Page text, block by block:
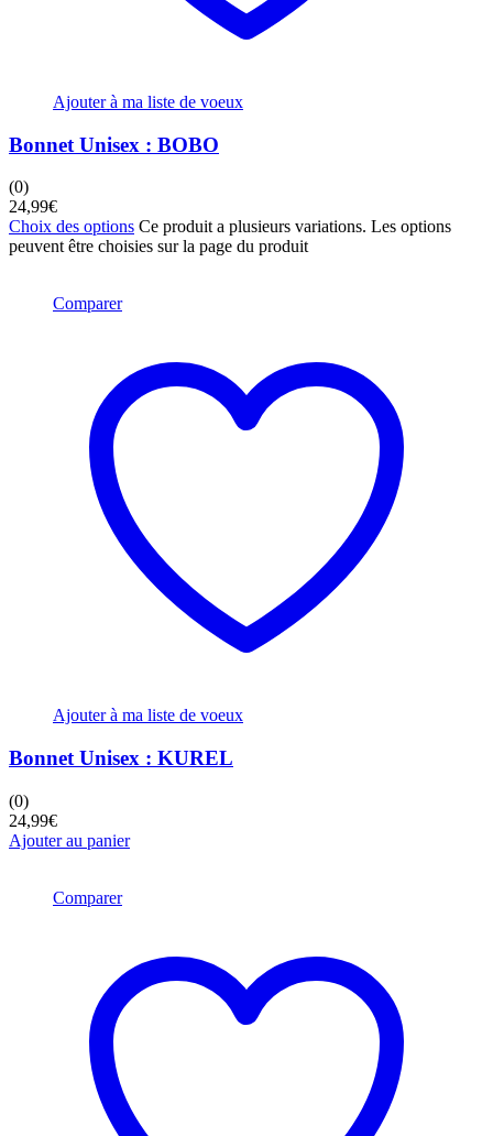
Ajouter à ma liste de voeux
Bonnet Unisex : BOBO
(0)
24,99€
Choix des options Ce produit a plusieurs variations. Les options
peuvent être choisies sur la page du produit
Comparer
Ajouter à ma liste de voeux
Bonnet Unisex : KUREL
(0)
24,99€
Ajouter au panier
Comparer